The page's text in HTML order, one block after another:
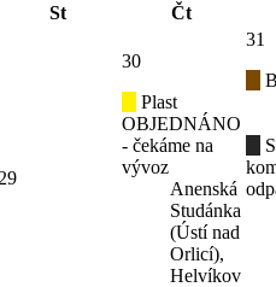
St Čt
29
30
Plast
OBJEDNÁNO
- čekáme na
vývoz
Anenská
Studánka
(Ústí nad
Orlicí),
Helvíkov
31